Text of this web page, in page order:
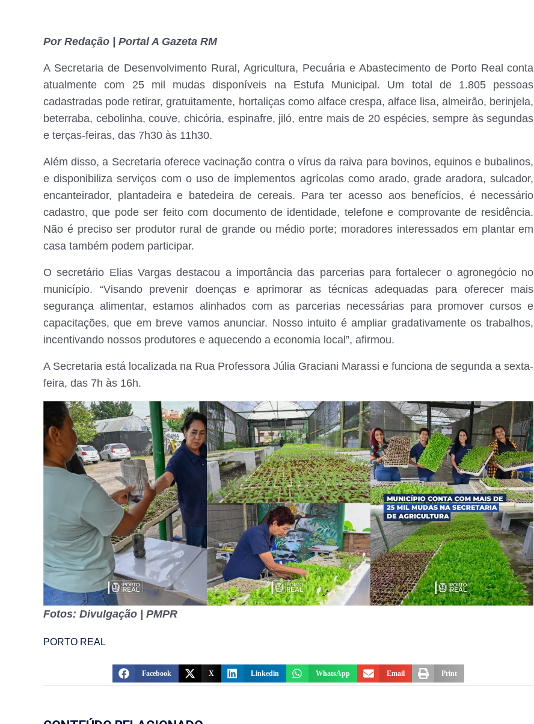
Por Redação | Portal A Gazeta RM
A Secretaria de Desenvolvimento Rural, Agricultura, Pecuária e Abastecimento de Porto Real conta
atualmente com 25 mil mudas disponíveis na Estufa Municipal. Um total de 1.805 pessoas
cadastradas pode retirar, gratuitamente, hortaliças como alface crespa, alface lisa, almeirão, berinjela,
beterraba, cebolinha, couve, chicória, espinafre, jiló, entre mais de 20 espécies, sempre às segundas
e terças-feiras, das 7h30 às 11h30.
Além disso, a Secretaria oferece vacinação contra o vírus da raiva para bovinos, equinos e bubalinos,
e disponibiliza serviços com o uso de implementos agrícolas como arado, grade aradora, sulcador,
encanteirador, plantadeira e batedeira de cereais. Para ter acesso aos benefícios, é necessário
cadastro, que pode ser feito com documento de identidade, telefone e comprovante de residência.
Não é preciso ser produtor rural de grande ou médio porte; moradores interessados em plantar em
casa também podem participar.
O secretário Elias Vargas destacou a importância das parcerias para fortalecer o agronegócio no
município. “Visando prevenir doenças e aprimorar as técnicas adequadas para oferecer mais
segurança alimentar, estamos alinhados com as parcerias necessárias para promover cursos e
capacitações, que em breve vamos anunciar. Nosso intuito é ampliar gradativamente os trabalhos,
incentivando nossos produtores e aquecendo a economia local”, afirmou.
A Secretaria está localizada na Rua Professora Júlia Graciani Marassi e funciona de segunda a sexta-
feira, das 7h às 16h.
Fotos: Divulgação | PMPR
PORTO REAL
Facebook X Linkedin WhatsApp Email Print